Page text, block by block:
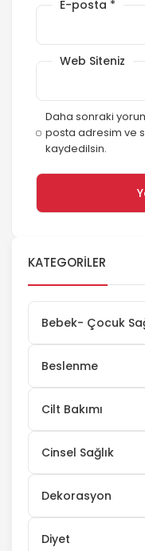
E-posta *
Web Siteniz
Daha sonraki
posta adresim ve
kaydedilsin.
KATEGORILER
Bebek- Çocuk
Beslenme
Cilt Bakımı
Cinsel Sağlık
Dekorasyon
Diyet